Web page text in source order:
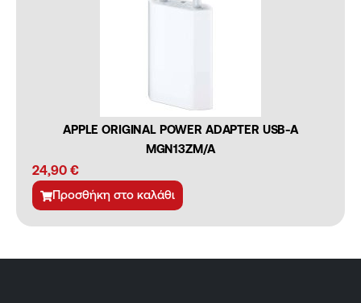
APPLE ORIGINAL POWER ADAPTER USB-A
MGN13ZM/A
24,90 €
Προσθήκη στο καλάθι